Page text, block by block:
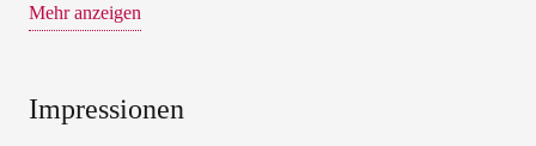
Veränderung psychologisch bedeutet und geben Dir einen
2020 stand vor allem der Changeprozess im Vordergrund und
Mehr anzeigen
Impressionen